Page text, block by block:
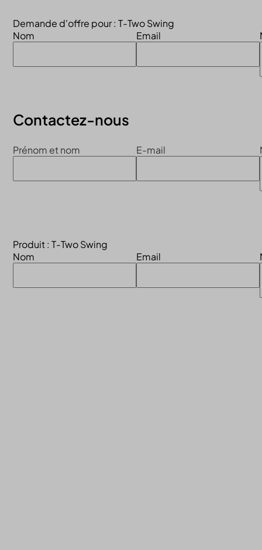
Demande d'offre pour : T-Two Swing
Nom
Email
Contactez-nous
Prénom et nom E-mail
Produit : T-Two Swing
Nom
Email